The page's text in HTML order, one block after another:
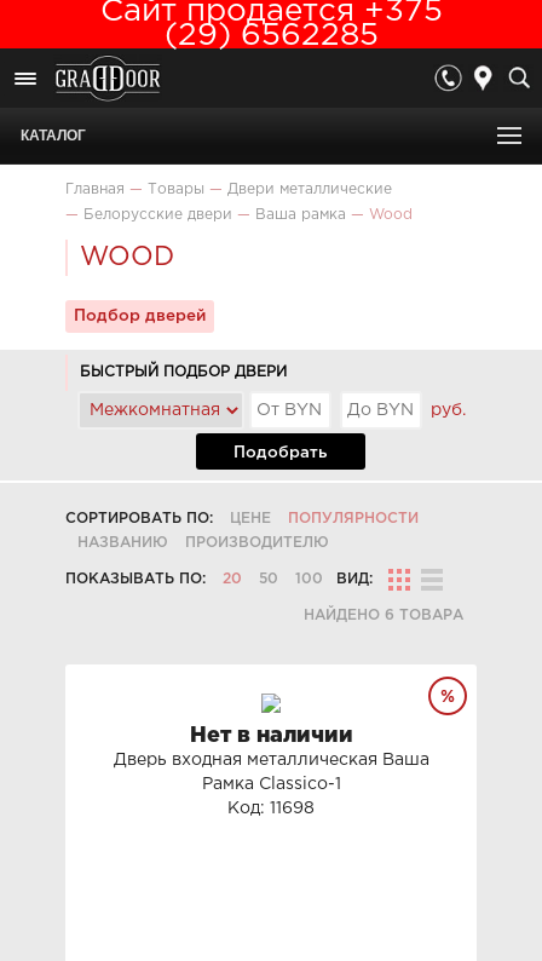
Сайт продается +375
(29) 6562285
КАТАЛОГ
Главная — Товары — Двери металлические
—
Белорусские двери — Ваша рамка — Wood
WOOD
Подбор дверей
БЫСТРЫЙ ПОДБОР ДВЕРИ
руб.
Подобрать
СОРТИРОВАТЬ ПО: ЦЕНЕ
ПОПУЛЯРНОСТИ
НАЗВАНИЮ
ПРОИЗВОДИТЕЛЮ
ПОКАЗЫВАТЬ ПО: 20 50 100 ВИД:
НАЙДЕНО 6 ТОВАРА
Нет в наличии
Дверь входная металлическая Ваша
Рамка Classico-1
Код: 11698